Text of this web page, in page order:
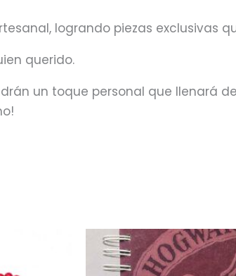
logrando piezas exclusivas
querido.
un toque personal que llenará